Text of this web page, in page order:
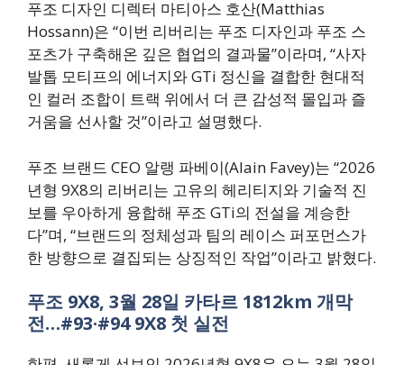
푸조 디자인 디렉터 마티아스 호산(Matthias
Hossann)은 “이번 리버리는 푸조 디자인과 푸조 스
포츠가 구축해온 깊은 협업의 결과물”이라며, “사자
발톱 모티프의 에너지와 GTi 정신을 결합한 현대적
인 컬러 조합이 트랙 위에서 더 큰 감성적 몰입과 즐
거움을 선사할 것”이라고 설명했다.
푸조 브랜드 CEO 알랭 파베이(Alain Favey)는 “2026
년형 9X8의 리버리는 고유의 헤리티지와 기술적 진
보를 우아하게 융합해 푸조 GTi의 전설을 계승한
다”며, “브랜드의 정체성과 팀의 레이스 퍼포먼스가
한 방향으로 결집되는 상징적인 작업”이라고 밝혔다.
푸조 9X8, 3월 28일 카타르 1812km 개막
전…#93·#94 9X8 첫 실전